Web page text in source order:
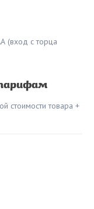
(вход с торца
стоимости товара +